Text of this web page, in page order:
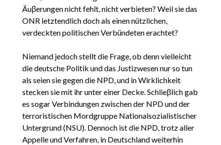
Äuβerungen nicht fehlt, nicht verbieten? Weil sie das
ONR letztendlich doch als einen nützlichen,
verdeckten politischen Verbündeten erachtet?
Niemand jedoch stellt die Frage, ob denn vielleicht
die deutsche Politik und das Justizwesen nur so tun
als seien sie gegen die NPD, und in Wirklichkeit
stecken sie mit ihr unter einer Decke. Schlieβlich gab
es sogar Verbindungen zwischen der NPD und der
terroristischen Mordgruppe Nationalsozialistischer
Untergrund (NSU). Dennoch ist die NPD, trotz aller
Appelle und Verfahren, in Deutschland weiterhin